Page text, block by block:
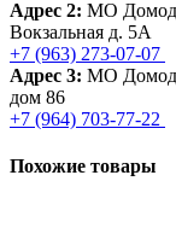
Адрес 2: МО
Вокзальная д. 5А
+7 (963) 273-07-07
Адрес 3: МО
дом 86
+7 (964) 703-77-22
Похожие товары